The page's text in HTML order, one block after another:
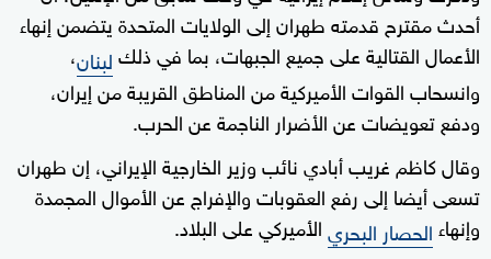
أحدث مقترح قدمته ‌طهران إلى الولايات المتحدة يتضمن إنهاء
الأعمال القتالية على جميع الجبهات، بما في ذلكلبنان،
وانسحاب القوات الأميركية من المناطق القريبة من إيران،
ودفع تعويضات عن الأضرار الناجمة عن الحرب.
وقال كاظم غريب أبادي نائب وزير الخارجية الإيراني، إن طهران
تسعى أيضا إلى رفع العقوبات والإفراج عن الأموال المجمدة
وإنهاء الحصار البحريالأميركي على البلاد.